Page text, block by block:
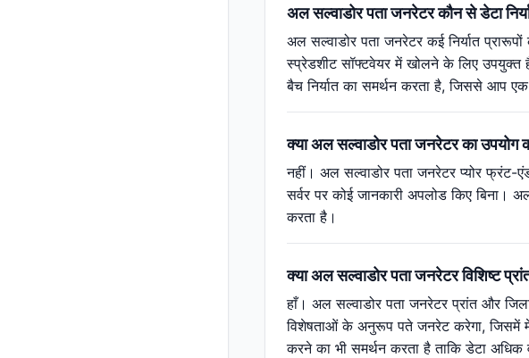
अल सल्वाडोर पता जनरेटर कौन से डेटा
अल सल्वाडोर पता जनरेटर कई निर्यात
स्प्रेडशीट सॉफ्टवेयर में खोलने के लिए
बैच निर्यात का समर्थन करता है, जिससे आप
क्या अल सल्वाडोर पता जनरेटर का उपयोग
नहीं। अल सल्वाडोर पता जनरेटर प्योर
सर्वर पर कोई जानकारी अपलोड किए बिना।
करता है।
क्या अल सल्वाडोर पता जनरेटर विशिष्ट
हाँ। अल सल्वाडोर पता जनरेटर प्रांत और
विशेषताओं के अनुरूप पते जनरेट करेगा, जिसमें
करने का भी समर्थन करता है ताकि डेटा